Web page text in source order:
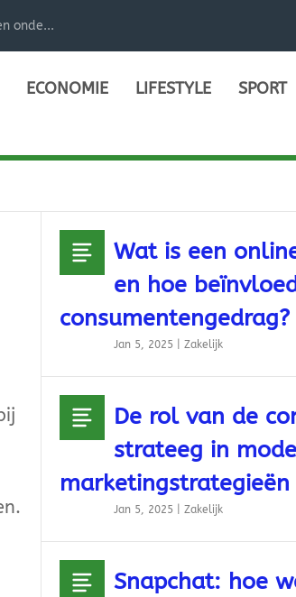
onde...
ECONOMIE LIFESTYLE SPORT
Wat is een
en hoe
consumentengedrag?
Jan 5, 2025 Zakelijk
De rol van de
strateeg in
marketingstrategieën
Jan 5, 2025 Zakelijk
Snapchat: hoe